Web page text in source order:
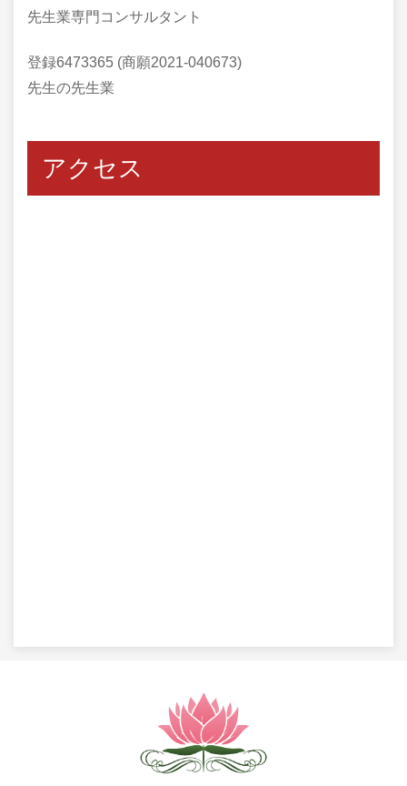
先生業専門コンサルタント
登録6473365 (商願2021-040673)
先生の先生業
アクセス